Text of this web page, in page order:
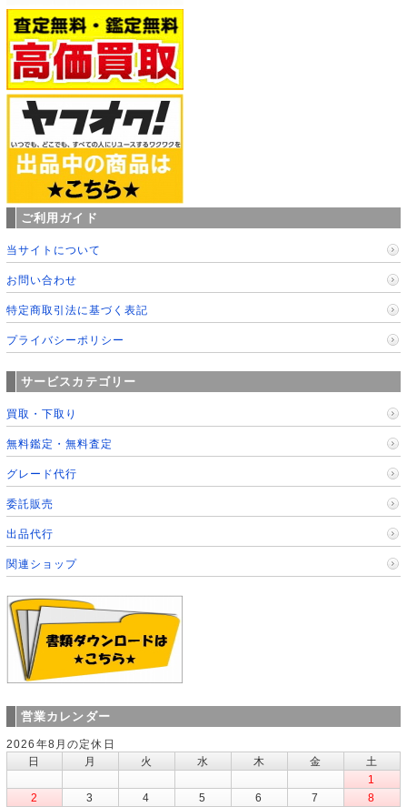
ご利用ガイド
当サイトについて
お問い合わせ
特定商取引法に基づく表記
プライバシーポリシー
サービスカテゴリー
買取・下取り
無料鑑定・無料査定
グレード代行
委託販売
出品代行
関連ショップ
営業カレンダー
2026年8月の定休日
日
月 火 水 木 金
土
1
2
3 4 5 6 7
8